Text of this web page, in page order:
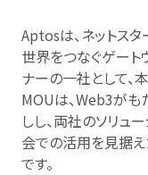
Aptosは、ネットス
世界をつなぐゲート
ナーの一社として、
MOUは、Web3が
しし、両社のソリュ
会での活用を見据
です。